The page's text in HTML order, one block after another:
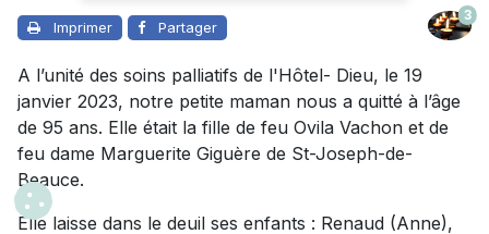
Imprimer Partager
3
A l’unité des soins palliatifs de l'Hôtel- Dieu, le 19
janvier 2023, notre petite maman nous a quitté à l’âge
de 95 ans. Elle était la fille de feu Ovila Vachon et de
feu dame Marguerite Giguère de St-Joseph-de-
Beauce.
Elle laisse dans le deuil ses enfants : Renaud (Anne),